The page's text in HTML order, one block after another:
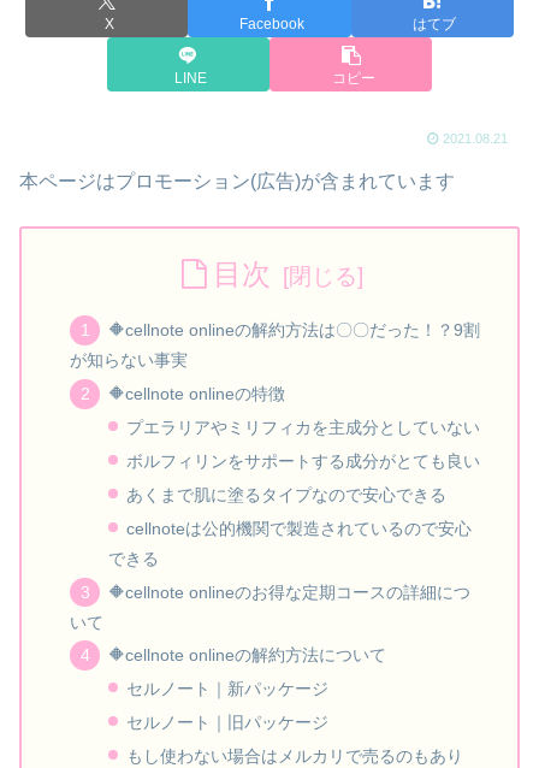
X Facebook はてブ
LINE コピー
2021.08.21
本ページはプロモーション(広告)が含まれています
目次
🔶cellnote onlineの解約方法は〇〇だった！？9割
が知らない事実
🔶cellnote onlineの特徴
プエラリアやミリフィカを主成分としていない
ボルフィリンをサポートする成分がとても良い
あくまで肌に塗るタイプなので安心できる
cellnoteは公的機関で製造されているので安心
できる
🔶cellnote onlineのお得な定期コースの詳細につ
いて
🔶cellnote onlineの解約方法について
セルノート｜新パッケージ
セルノート｜旧パッケージ
もし使わない場合はメルカリで売るのもあり